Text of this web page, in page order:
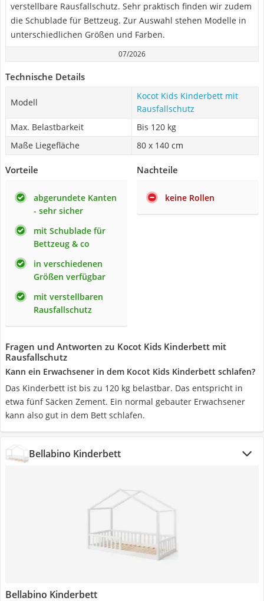
verstellbare Rausfallschutz. Sehr praktisch finden wir zudem
die Schublade für Bettzeug. Zur Auswahl stehen Modelle in
unterschiedlichen Größen und Farben.
07/2026
Technische Details
Modell
Kocot Kids Kinderbett mit
Rausfallschutz
Max. Belastbarkeit
Bis 120 kg
Maße Liegefläche
80 x 140 cm
Vorteile
abgerundete Kanten
- sehr sicher
mit Schublade für
Bettzeug & co
in verschiedenen
Größen verfügbar
mit verstellbaren
Rausfallschutz
Nachteile
keine Rollen
Fragen und Antworten zu Kocot Kids Kinderbett mit
Rausfallschutz
Kann ein Erwachsener in dem Kocot Kids Kinderbett schlafen?
Das Kinderbett ist bis zu 120 kg belastbar. Das entspricht in
etwa fünf Säcken Zement. Ein normal gebauter Erwachsener
kann also gut in dem Bett schlafen.
Bellabino Kinderbett
Bellabino Kinderbett